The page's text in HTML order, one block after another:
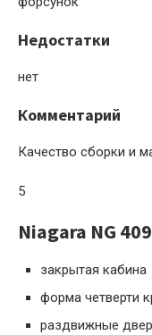
Недостатки
нет
Комментарий
Качество сборки и
5
Niagara NG 409
закрытая кабина
форма четверти
раздвижные